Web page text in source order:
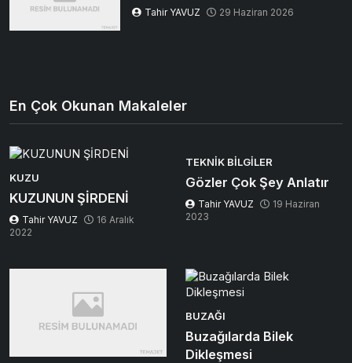
Tahir YAVUZ 29 Haziran 2026
En Çok Okunan Makaleler
KUZU
KUZUNUN ŞİRDENİ
Tahir YAVUZ
16 Aralık
2022
TEKNIK BILGILER
Gözler Çok Şey Anlatır
Tahir YAVUZ
19 Haziran
2023
BUZAĞI
Buzağılarda Bilek
Dikleşmesi